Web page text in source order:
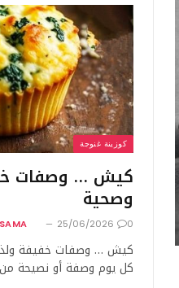
كوزينة غنوجة
كيش … وصفات
وصحية
25/06/2026 0
كيش … وصفات خفيفة
كل يوم وصفة أو نصيحة من